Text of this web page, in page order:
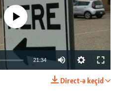
currently available
21:34
Direct-ə keçid